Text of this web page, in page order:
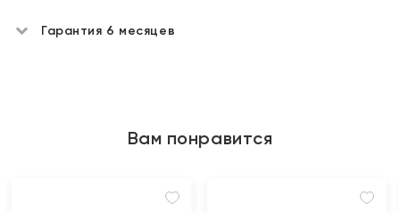
Гарантия 6 месяцев
Вам понравится